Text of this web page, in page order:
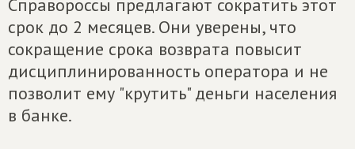
Справороссы предлагают сократить этот
срок до 2 месяцев. Они уверены, что
сокращение срока возврата повысит
дисциплинированность оператора и не
позволит ему "крутить" деньги населения
в банке.